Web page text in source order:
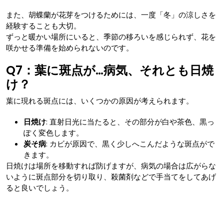
また、胡蝶蘭が花芽をつけるためには、一度「冬」の涼しさを
経験することも大切。
ずっと暖かい場所にいると、季節の移ろいを感じられず、花を
咲かせる準備を始められないのです。
Q7：葉に斑点が…病気、それとも日焼
け？
葉に現れる斑点には、いくつかの原因が考えられます。
日焼け: 直射日光に当たると、その部分が白や茶色、黒っ
ぽく変色します。
炭そ病: カビが原因で、黒く少しへこんだような斑点がで
きます。
日焼けは場所を移動すれば防げますが、病気の場合は広がらな
いように斑点部分を切り取り、殺菌剤などで手当てをしてあげ
ると良いでしょう。